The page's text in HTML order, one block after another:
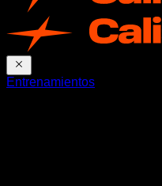
Entrenamientos